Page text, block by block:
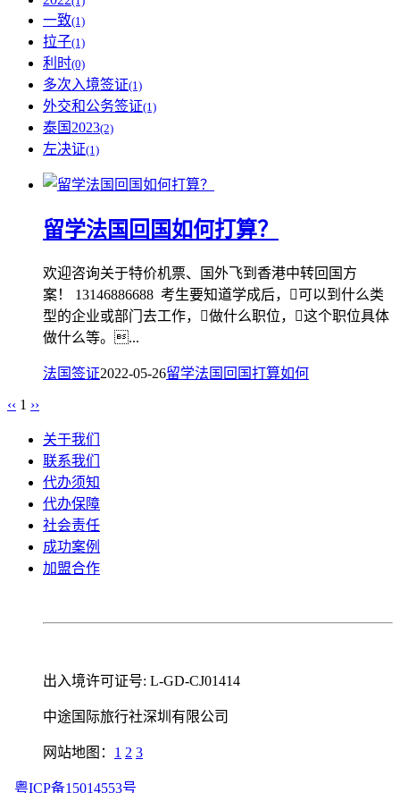
一致(1)
拉子(1)
利时(0)
多次入境签证(1)
外交和公务签证(1)
泰国2023(2)
左决证(1)
留学法国回国如何打算？
欢迎咨询关于特价机票、国外飞到香港中转回国方
案！ 13146886688 考生要知道学成后，可以到什么类
型的企业或部门去工作，做什么职位，这个职位具体
做什么等。...
法国签证2022-05-26留学法国 回国打算如何
‹‹ 1 ››
关于我们
联系我们
代办须知
代办保障
社会责任
成功案例
加盟合作
出入境许可证号: L-GD-CJ01414
中途国际旅行社深圳有限公司
网站地图： 1 2 3
粤ICP备15014553号